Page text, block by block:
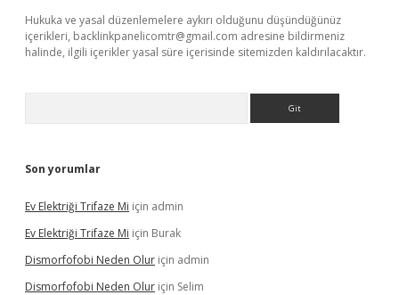
Hukuka ve yasal düzenlemelere aykırı olduğunu düşündüğünüz
içerikleri, backlinkpanelicomtr@gmail.com adresine bildirmeniz
halinde, ilgili içerikler yasal süre içerisinde sitemizden kaldırılacaktır.
Son yorumlar
Ev Elektriği Trifaze Mi için admin
Ev Elektriği Trifaze Mi için Burak
Dismorfofobi Neden Olur için admin
Dismorfofobi Neden Olur için Selim